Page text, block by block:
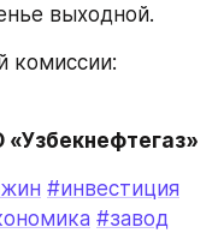
выходной.
комиссии:
#инвестиция
#завод